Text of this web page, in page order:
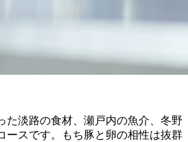
た淡路の食材、瀬戸内の魚介、冬野
ースです。もち豚と卵の相性は抜群